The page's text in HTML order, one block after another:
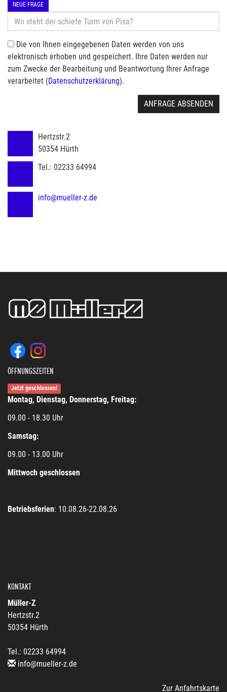
NEUE FRAGE
Die von Ihnen eingegebenen Daten werden von uns
elektronisch erhoben und gespeichert. Ihre Daten werden nur
zum Zwecke der Bearbeitung und Beantwortung Ihrer Anfrage
verarbeitet (Datenschutzerklärung).
ANFRAGE ABSENDEN
Hertzstr.2
50354 Hürth
Tel.: 02233 64994
info@mueller-z.de
ÖFFNUNGSZEITEN
Jetzt geschlossen!
Montag, Dienstag, Donnerstag, Freitag:
09.00 - 18.30 Uhr
Samstag:
09.00 - 13.00 Uhr
Mittwoch geschlossen
Betriebsferien: 10.08.26-22.08.26
KONTAKT
Müller-Z
Hertzstr.2
50354 Hürth
Tel.: 02233 64994
info@mueller-z.de
Zur Anfahrtskarte